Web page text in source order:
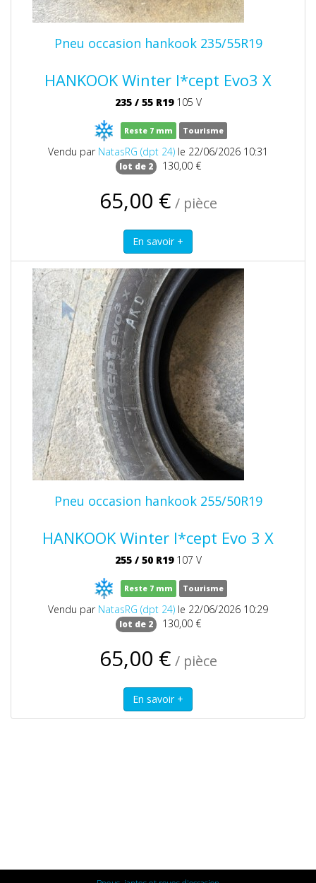
Pneu occasion hankook 235/55R19
HANKOOK Winter I*cept Evo3 X
235 / 55 R19105 V
Reste 7 mm Tourisme
Vendu par NatasRG (dpt 24) le 22/06/2026 10:31
lot de 2 130,00 €
65,00 € / pièce
Pneu occasion hankook 255/50R19
HANKOOK Winter I*cept Evo 3 X
255 / 50 R19107 V
Reste 7 mm Tourisme
Vendu par NatasRG (dpt 24) le 22/06/2026 10:29
lot de 2 130,00 €
65,00 € / pièce